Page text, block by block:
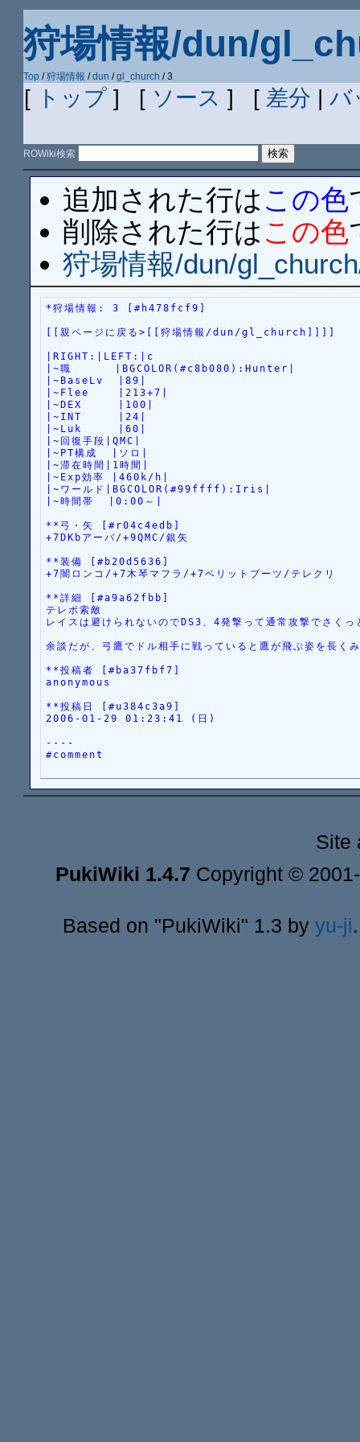
狩場情報/dun/
Top /狩場情報 /dun /gl_church / 3
[ トップ] [ ソース ] [ 差分 | バ
ROWiki検索
追加された行は この色
削除された行は この色
狩場情報/dun/
*狩場情報: 3 [#h478fcf9]
[[親ページに戻る>[[狩場情報/dun/gl_church]]]]
|RIGHT:|LEFT:|c
|~職      |BGCOLOR(#c8b080):Hunter|
|~BaseLv  |89|
|~Flee    |213+7|
|~DEX     |100|
|~INT     |24|
|~Luk     |60|
|~回復手段|QMC|
|~PT構成  |ソロ|
|~滞在時間|1時間|
|~Exp効率 |460k/h|
|~ワールド|BGCOLOR(#99ffff):Iris|
|~時間帯  |0:00～|
**弓・矢 [#r04c4edb]
+7DKbアーバ/+9QMC/銀矢
**装備 [#b20d5636]
+7闇ロンコ/+7木琴マフラ/+7ベリットブーツ/テレクリ
**詳細 [#a9a62fbb]
テレポ索敵
レイスは避けられないのでDS3、4発撃って通常攻撃でさくっ
余談だが、弓鷹でドル相手に戦っていると鷹が飛ぶ姿を長く
**投稿者 [#ba37fbf7]
anonymous
**投稿日 [#u384c3a9]
2006-01-29 01:23:41 (日)
----
#comment
Site
PukiWiki 1.4.7 Copyright ©
Based on "PukiWiki" 1.3 by yu-ji